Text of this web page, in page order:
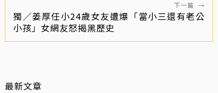
下一篇 →
獨／姜厚任小24歲女友遭爆「當小三還有老公
小孩」女網友怒揭黑歷史
最新文章